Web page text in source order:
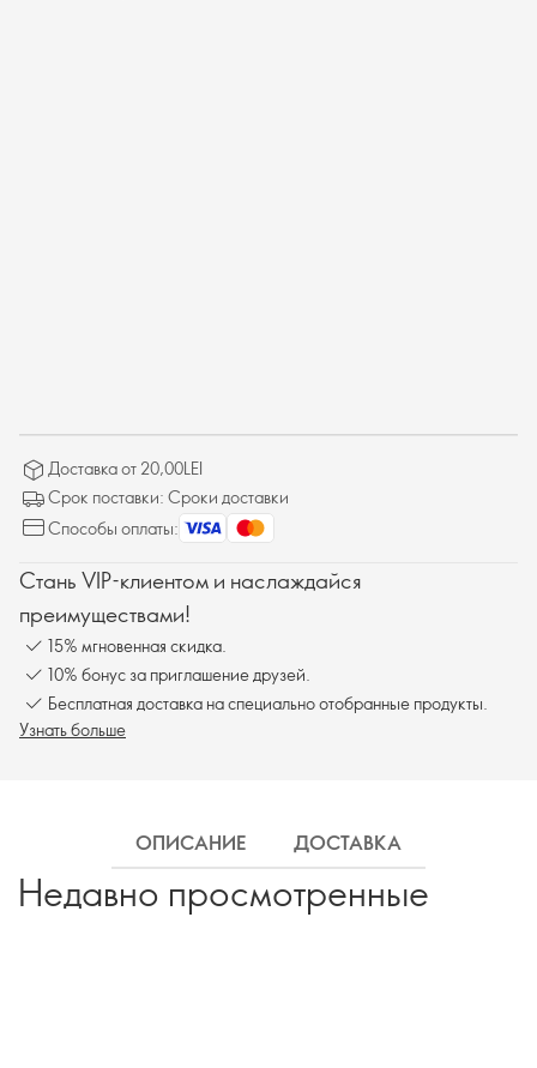
Доставка от 20,00LEI
Срок поставки: Сроки доставки
Способы оплаты:
Стань VIP-клиентом и наслаждайся
преимуществами!
15% мгновенная скидка.
10% бонус за приглашение друзей.
Бесплатная доставка на специально отобранные продукты.
Узнать больше
ОПИСАНИЕ ДОСТАВКА
Недавно просмотренные